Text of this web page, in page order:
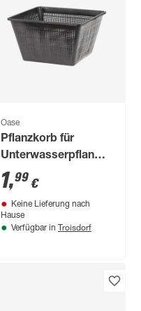
Oase
Pflanzkorb für
Unterwasserpflanzen
Kunststoff 23 x 23
cm
1,99 €
Keine Lieferung nach
Hause
Verfügbar in Troisdorf